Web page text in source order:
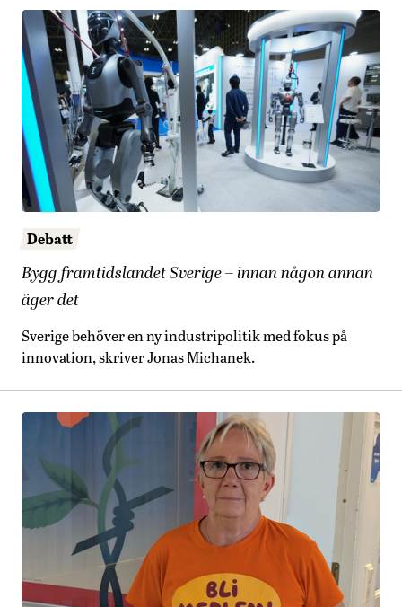
Debatt
Bygg framtidslandet Sverige – innan någon annan
äger det
Sverige behöver en ny industripolitik med fokus på
innovation, skriver Jonas Michanek.